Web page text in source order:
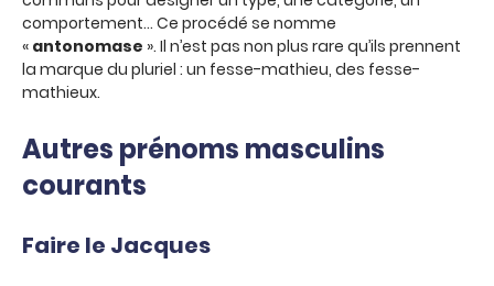
comportement… Ce procédé se nomme
« antonomase ». Il n’est pas non plus rare qu’ils prennent
la marque du pluriel : un fesse-mathieu, des fesse-
mathieux.
Autres prénoms masculins
courants
Faire le Jacques